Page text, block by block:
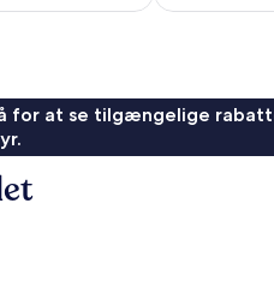
anmeldelser
for at se tilgængelige